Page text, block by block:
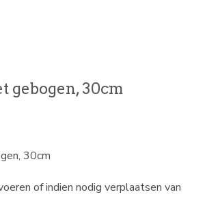
gebogen, 30cm
30cm
of indien nodig verplaatsen van